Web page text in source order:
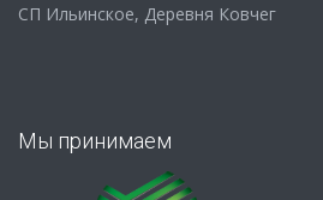
СП Ильинское, Деревня Ковчег
Мы принимаем